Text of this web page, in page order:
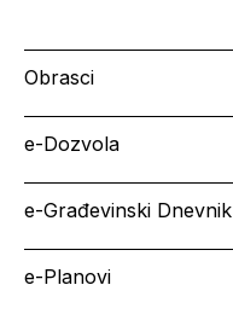
Obrasci
e-Dozvola
e-Građevinski Dnevnik
e-Planovi